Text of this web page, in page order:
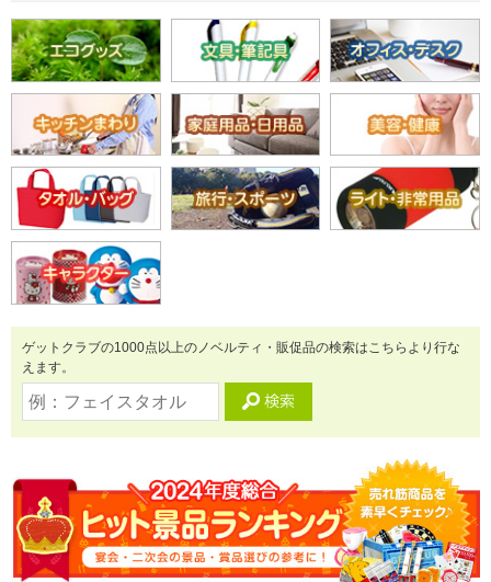
ゲットクラブの1000点以上のノベルティ・販促品の検索はこちらより行な
えます。